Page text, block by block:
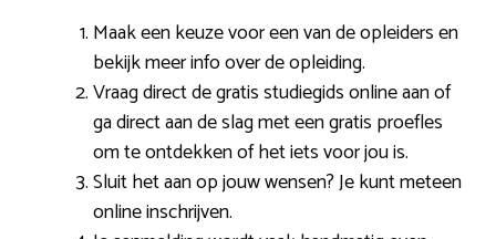
Maak een keuze voor een van de opleiders en
bekijk meer info over de opleiding.
Vraag direct de gratis studiegids online aan of
ga direct aan de slag met een gratis proefles
om te ontdekken of het iets voor jou is.
Sluit het aan op jouw wensen? Je kunt meteen
online inschrijven.